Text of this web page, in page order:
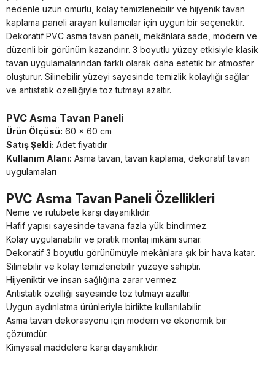
nedenle uzun ömürlü, kolay temizlenebilir ve hijyenik tavan
kaplama paneli arayan kullanıcılar için uygun bir seçenektir.
Dekoratif PVC asma tavan paneli, mekânlara sade, modern ve
düzenli bir görünüm kazandırır. 3 boyutlu yüzey etkisiyle klasik
tavan uygulamalarından farklı olarak daha estetik bir atmosfer
oluşturur. Silinebilir yüzeyi sayesinde temizlik kolaylığı sağlar
ve antistatik özelliğiyle toz tutmayı azaltır.
PVC Asma Tavan Paneli
Ürün Ölçüsü: 60 x 60 cm
Satış Şekli: Adet fiyatıdır
Kullanım Alanı: Asma tavan, tavan kaplama, dekoratif tavan
uygulamaları
PVC Asma Tavan Paneli Özellikleri
Neme ve rutubete karşı dayanıklıdır.
Hafif yapısı sayesinde tavana fazla yük bindirmez.
Kolay uygulanabilir ve pratik montaj imkânı sunar.
Dekoratif 3 boyutlu görünümüyle mekânlara şık bir hava katar.
Silinebilir ve kolay temizlenebilir yüzeye sahiptir.
Hijyeniktir ve insan sağlığına zarar vermez.
Antistatik özelliği sayesinde toz tutmayı azaltır.
Uygun aydınlatma ürünleriyle birlikte kullanılabilir.
Asma tavan dekorasyonu için modern ve ekonomik bir
çözümdür.
Kimyasal maddelere karşı dayanıklıdır.